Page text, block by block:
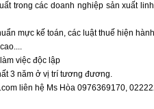
trong các doanh nghiệp sản xuất
mực kế toán, các luật thuế hiện
việc độc lập
3 năm ở vị trí tương đương.
liên hệ Ms Hòa 0976369170,